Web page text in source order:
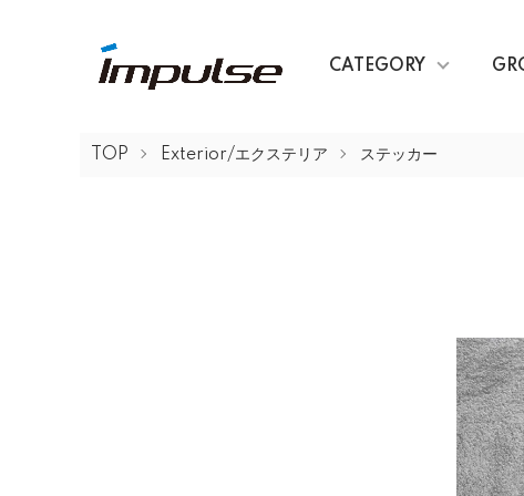
CATEGORY
TOP Exterior/エクステリア ステッカー